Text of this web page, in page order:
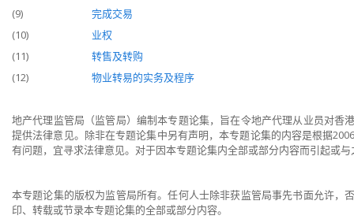
(9)
完成交易
(10)
业权
(11)
转售及转购
(12)
物业转易的实务及程序
地产代理监管局（监管局）编制本专题论集，旨在令地产代理从业员对香
提供法律意见。除非在专题论集中另有声明，本专题论集的内容是根据
有问题，宜寻求法律意见。对于因本专题论集内全部或部分内容而引起或
本专题论集的版权为监管局所有。任何人士除非获监管局事先书面允许，
印、转载或节录本专题论集的全部或部分内容。